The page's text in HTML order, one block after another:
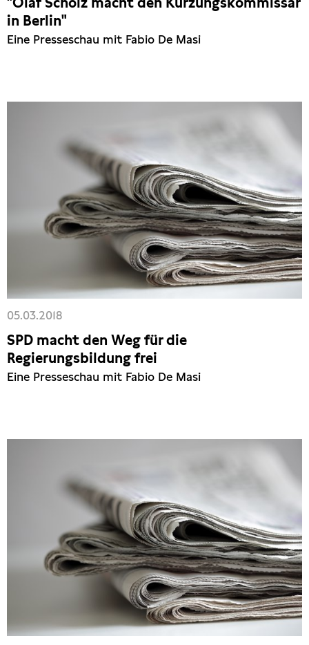
in Berlin"
Eine Presseschau mit Fabio De Masi
05.03.2018
SPD macht den Weg für die
Regierungsbildung frei
Eine Presseschau mit Fabio De Masi